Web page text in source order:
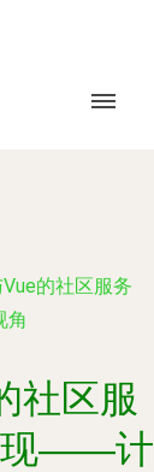
的社区服务
角
社区服
现——计